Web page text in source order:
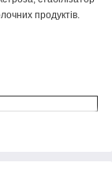
продуктів.